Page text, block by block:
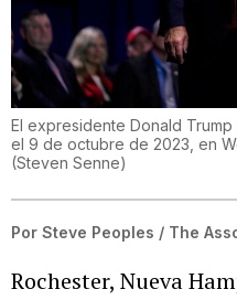
El expresidente Donald
el 9 de octubre de 2023, en
(Steven Senne)
Por Steve Peoples / The
Rochester, Nueva